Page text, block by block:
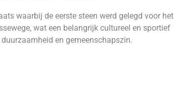
waarbij de eerste steen werd gelegd voor het
wat een belangrijk cultureel en sportief
en gemeenschapszin.